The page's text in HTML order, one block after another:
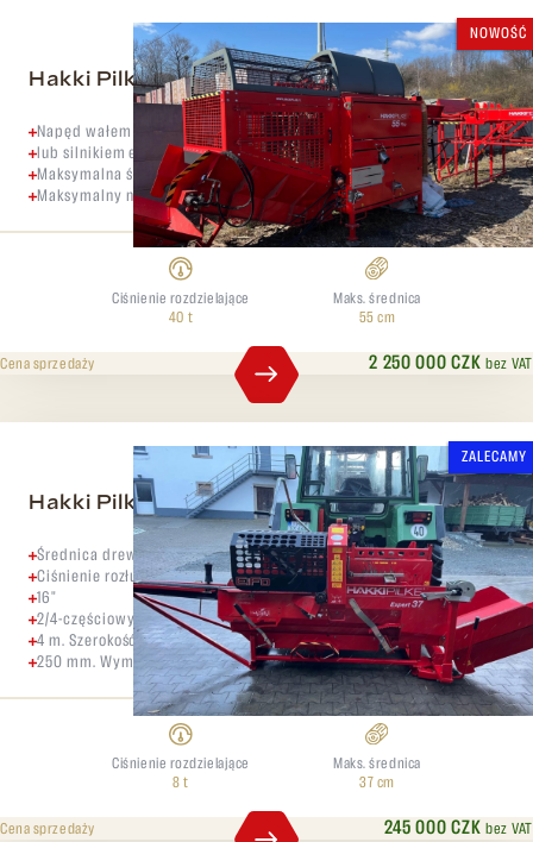
NOWOŚĆ
Hakki Pilke 55 PRO Combi
Napęd wałem PTO
lub silnikiem elektrycznym o mocy 21,3 kW
Maksymalna średnica pnia 55 cm
Maksymalny nacisk łupania 40 ton
Ciśnienie rozdzielające
40 t
Maks. średnica
55 cm
2 250 000 CZKbez VAT
Cena sprzedaży
ZALECAMY
Hakki Pilke Expert 37
Średnica drewna 37 cm
Ciśnienie rozłupywania 8 ton
16"
2/4-częściowy Długość przenośnika rozładunkowego.
4 m. Szerokość przenośnika wyładowczego.
250 mm. Wymiary przenośnika załadowczego
Ciśnienie rozdzielające
8 t
Maks. średnica
37 cm
245 000 CZKbez VAT
Cena sprzedaży